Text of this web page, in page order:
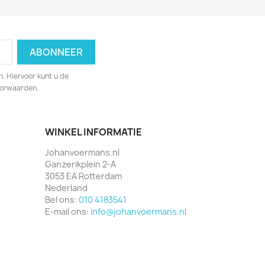
Hiervoor kunt u de
WINKEL INFORMATIE
Johanvoermans.nl
Ganzerikplein 2-A
3053 EA Rotterdam
Nederland
Bel ons: 010 4183541
E-mail ons: info@johanvoermans.nl